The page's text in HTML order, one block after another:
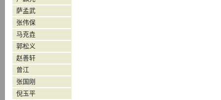
萨孟武
张伟保
马克垚
郭松义
赵善轩
曾江
张国刚
倪玉平